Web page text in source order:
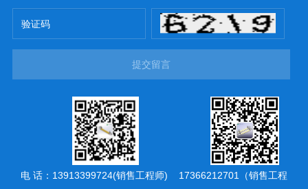
提交留言
电 话：13913399724(销售工程师) 17366212701（销售工程